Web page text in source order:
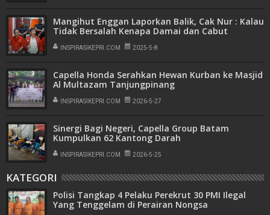
Mangihut Enggan Laporkan Balik, Cak Nur : Kalau
Tidak Bersalah Kenapa Damai dan Cabut
Laporan
INSPIRASIKEPRI.COM 2025-5-8
Capella Honda Serahkan Hewan Kurban ke Masjid
Al Multazam Tanjungpinang
INSPIRASIKEPRI.COM 2026-5-27
Sinergi Bagi Negeri, Capella Group Batam
Kumpulkan 62 Kantong Darah
INSPIRASIKEPRI.COM 2026-5-25
KATEGORI
Polisi Tangkap 4 Pelaku Perekrut 30 PMI Ilegal
Yang Tenggelam di Perairan Nongsa